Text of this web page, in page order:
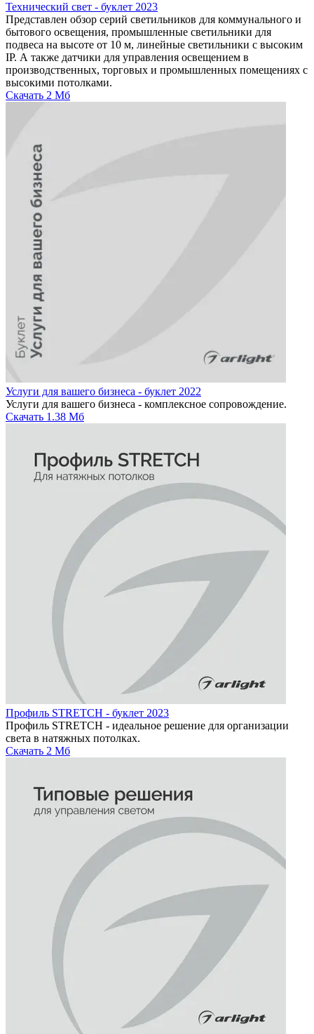
Технический свет - буклет 2023
Представлен обзор серий светильников для коммунального и
бытового освещения, промышленные светильники для
подвеса на высоте от 10 м, линейные светильники с высоким
IP. А также датчики для управления освещением в
производственных, торговых и промышленных помещениях с
высокими потолками.
Скачать 2 Мб
Услуги для вашего бизнеса - буклет 2022
Услуги для вашего бизнеса - комплексное сопровождение.
Скачать 1.38 Мб
Профиль STRETCH - буклет 2023
Профиль STRETCH - идеальное решение для организации
света в натяжных потолках.
Скачать 2 Мб